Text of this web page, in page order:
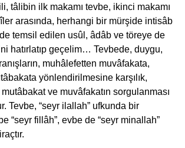
tâlibin ilk makamı tevbe, ikinci makamı
arasında, herhangi bir mürşide intisâb
temsil edilen usûl, âdâb ve töreye de
hatırlatıp geçelim… Tevbede, duygu,
muhâlefetten muvâfakata,
yönlendirilmesine karşılık,
ve muvâfakatın sorgulanması
Tevbe, “seyr ilallah” ufkunda bir
“seyr fillâh”, evbe de “seyr minallah”